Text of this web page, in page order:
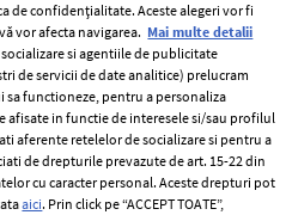
de confidențialitate. Aceste alegeri vor fi
vor afecta navigarea. Mai multe detalii
si agentiile de publicitate
de servicii de date analitice) prelucram
functioneze, pentru a personaliza
in functie de interesele si/sau profilul
aferente retelelor de socializare si pentru a
de drepturile prevazute de art. 15-22 din
cu caracter personal. Aceste drepturi pot
aici. Prin click pe “ACCEPT TOATE”,